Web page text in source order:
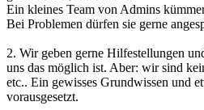
Ein kleines Team von Admins
Bei Problemen dürfen sie gerne
2. Wir geben gerne Hilfestellungen
uns das möglich ist. Aber: wir sind
etc.. Ein gewisses Grundwissen und
vorausgesetzt.